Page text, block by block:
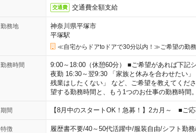
交通費 交通費全額支給
勤務地
神奈川県平塚市
平塚駅
≪自宅からドアtoドアで30分以内！≫ご希望の勤務
勤務時間
9:00～18:00（休憩60分） ■ご希望があれば下記
夜勤 16:30～翌9:30 「家族と休みを合わせたい
残業はしたくない」 など、ご希望を教えてくだ
望する勤務時間と、もう1つのお仕事の勤務時間
期間 【8月中のスタートOK！急募！】2カ月～ ■ご
特徴 履歴書不要/40～50代活躍中/服装自由/シフト勤務